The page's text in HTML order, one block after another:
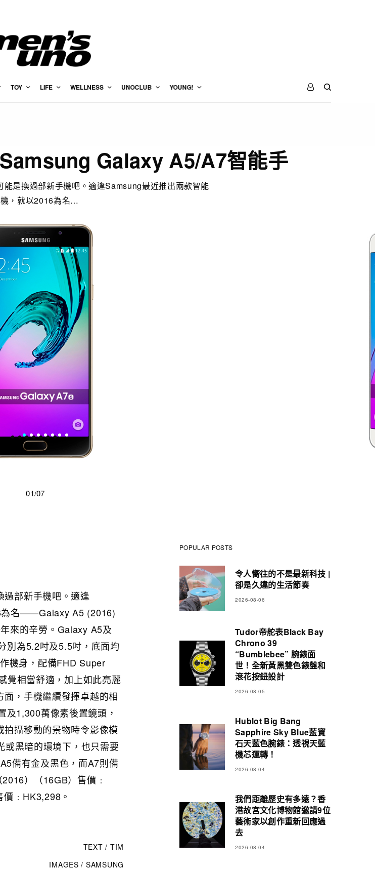
TOY LIFE WELLNESS UNOCLUB YOUNG!
Galaxy A5/A7智能手
是換過部新手機吧。適逢Samsung最近推出兩款智能
，就以2016為名…
01/07
部新手機吧。適逢
為名——Galaxy A5 (2016)
來的辛勞。Galaxy A5及
別為5.2吋及5.5吋，底面均
機身，配備FHD Super
覺相當舒適，加上如此亮麗
，手機繼續發揮卓越的相
1,300萬像素後置鏡頭，
攝移動的景物時令影像模
黑暗的環境下，也只需要
備有金及黑色，而A7則備
）（16GB）售價﹕
﹕HK3,298。
TEXT / TIM
IMAGES / SAMSUNG
POPULAR POSTS
令人嚮往的不是最新科技 |
卻是久違的生活節奏
2026-08-06
Tudor帝舵表Black Bay
Chrono 39
“Bumblebee” 腕錶面
世！全新黃黑雙色錶盤和
滾花按鈕設計
2026-08-05
Hublot Big Bang
Sapphire Sky Blue藍寶
石天藍色腕錶：透視天藍
機芯運轉！
2026-08-04
我們距離歷史有多遠？香
港故宮文化博物館邀請9位
藝術家以創作重新回應過
去
2026-08-04